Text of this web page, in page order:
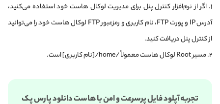
۱. اگر از نرم‌افزار کنترل پنل برای مدیریت لوکال هاست خود استفاده می‌کنید،
آدرس IP و پورت FTP، نام کاربری و رمزعبور FTP لوکال هاست خود را می‌توانید
از کنترل پنل دریافت کنید.
۲. مسیر Root لوکال هاست معمولاً /home/[نام کاربری] است.
تجربه آپلود فایل پرسرعت و امن با هاست دانلود پارس پک